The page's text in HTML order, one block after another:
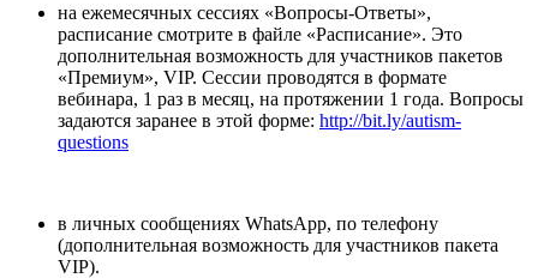
на ежемесячных сессиях «Вопросы-Ответы»,
расписание смотрите в файле «Расписание». Это
дополнительная возможность для участников пакетов
«Премиум», VIP. Сессии проводятся в формате
вебинара, 1 раз в месяц, на протяжении 1 года. Вопросы
задаются заранее в этой форме: http://bit.ly/autism-
questions
в личных сообщениях WhatsApp, по телефону
(дополнительная возможность для участников пакета
VIP).